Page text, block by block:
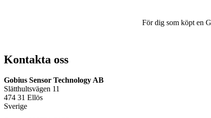
För dig som köpt en
Kontakta oss
Gobius Sensor Technology AB
Slätthultsvägen 11
474 31 Ellös
Sverige